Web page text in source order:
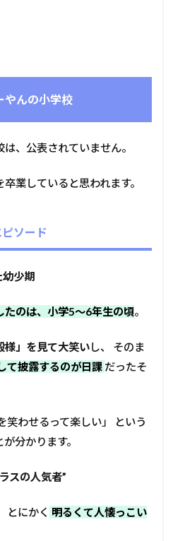
やんの小学校
、公表されていません。
業していると思われます。
ソード
幼少期
たのは、小学5〜6年生の頃。
様」を見て大笑いし、 そのま
て披露するのが日課 だったそ
笑わせるって楽しい」 という
分かります。
スの人気者”
とにかく 明るくて人懐っこい